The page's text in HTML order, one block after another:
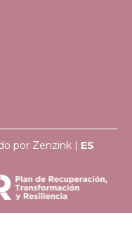
por Zenzink | ES